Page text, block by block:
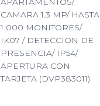
CAMARA 1.3 MP/ HASTA
1 000 MONITORES/
IK07 / DETECCION DE
PRESENCIA/ IP54/
APERTURA CON
TARJETA (DVP383011)